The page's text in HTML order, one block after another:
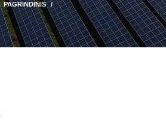
PAGRINDINIS